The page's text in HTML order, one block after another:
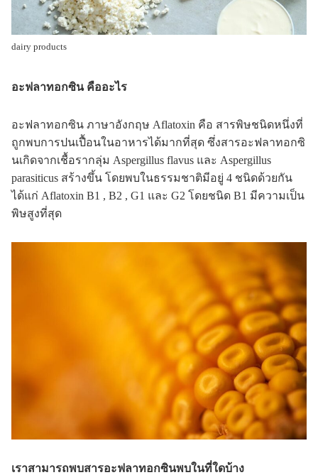
dairy products
อะฟลาทอกซิน คืออะไร
อะฟลาทอกซิน ภาษาอังกฤษ Aflatoxin คือ สารพิษชนิดหนึ่งที่
ถูกพบการปนเปื้อนในอาหารได้มากที่สุด ซึ่งสารอะฟลาทอกซิ
นเกิดจากเชื้อรากลุ่ม Aspergillus flavus และ Aspergillus
parasiticus สร้างขึ้น โดยพบในธรรมชาติมีอยู่ 4 ชนิดด้วยกัน
ได้แก่ Aflatoxin B1 , B2 , G1 และ G2 โดยชนิด B1 มีความเป็น
พิษสูงที่สุด
เราสามารถพบสารอะฟลาทอกซินพบในที่ใดบ้าง